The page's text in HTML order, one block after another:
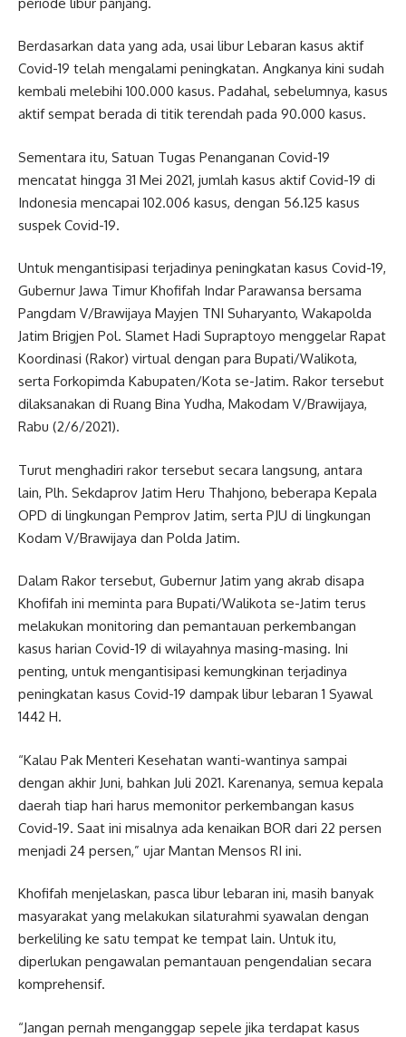
Berdasarkan data yang ada, usai libur Lebaran kasus aktif
Covid-19 telah mengalami peningkatan. Angkanya kini sudah
kembali melebihi 100.000 kasus. Padahal, sebelumnya, kasus
aktif sempat berada di titik terendah pada 90.000 kasus.
Sementara itu, Satuan Tugas Penanganan Covid-19
mencatat hingga 31 Mei 2021, jumlah kasus aktif Covid-19 di
Indonesia mencapai 102.006 kasus, dengan 56.125 kasus
suspek Covid-19.
Untuk mengantisipasi terjadinya peningkatan kasus Covid-19,
Gubernur Jawa Timur Khofifah Indar Parawansa bersama
Pangdam V/Brawijaya Mayjen TNI Suharyanto, Wakapolda
Jatim Brigjen Pol. Slamet Hadi Supraptoyo menggelar Rapat
Koordinasi (Rakor) virtual dengan para Bupati/Walikota,
serta Forkopimda Kabupaten/Kota se-Jatim. Rakor tersebut
dilaksanakan di Ruang Bina Yudha, Makodam V/Brawijaya,
Rabu (2/6/2021).
Turut menghadiri rakor tersebut secara langsung, antara
lain, Plh. Sekdaprov Jatim Heru Thahjono, beberapa Kepala
OPD di lingkungan Pemprov Jatim, serta PJU di lingkungan
Kodam V/Brawijaya dan Polda Jatim.
Dalam Rakor tersebut, Gubernur Jatim yang akrab disapa
Khofifah ini meminta para Bupati/Walikota se-Jatim terus
melakukan monitoring dan pemantauan perkembangan
kasus harian Covid-19 di wilayahnya masing-masing. Ini
penting, untuk mengantisipasi kemungkinan terjadinya
peningkatan kasus Covid-19 dampak libur lebaran 1 Syawal
1442 H.
“Kalau Pak Menteri Kesehatan wanti-wantinya sampai
dengan akhir Juni, bahkan Juli 2021. Karenanya, semua kepala
daerah tiap hari harus memonitor perkembangan kasus
Covid-19. Saat ini misalnya ada kenaikan BOR dari 22 persen
menjadi 24 persen,” ujar Mantan Mensos RI ini.
Khofifah menjelaskan, pasca libur lebaran ini, masih banyak
masyarakat yang melakukan silaturahmi syawalan dengan
berkeliling ke satu tempat ke tempat lain. Untuk itu,
diperlukan pengawalan pemantauan pengendalian secara
komprehensif.
“Jangan pernah menganggap sepele jika terdapat kasus